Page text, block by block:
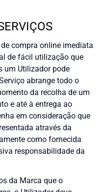
compra online imediata
de fácil utilização que
um Utilizador pode
abrange todo o
da recolha de um
e até à entrega ao
em consideração que
através da
como fornecida
responsabilidade da
da Marca que o